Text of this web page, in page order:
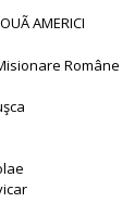
AMERICI
Române